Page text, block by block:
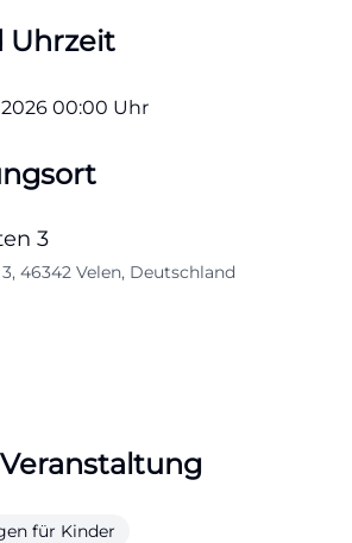
Uhrzeit
00:00 Uhr
3
46342 Velen, Deutschland
für Kinder